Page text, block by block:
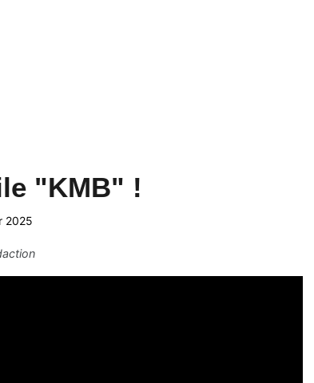
"KMB" !
2025